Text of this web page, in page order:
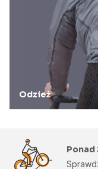
Odzież